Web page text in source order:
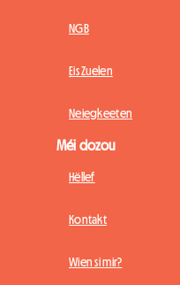
NGB
Eis Zuelen
Neiegkeeten
Méi dozou
Hëllef
Kontakt
Wien si mir?